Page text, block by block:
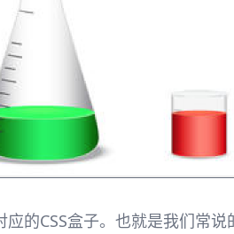
的CSS盒子。也就是我们常